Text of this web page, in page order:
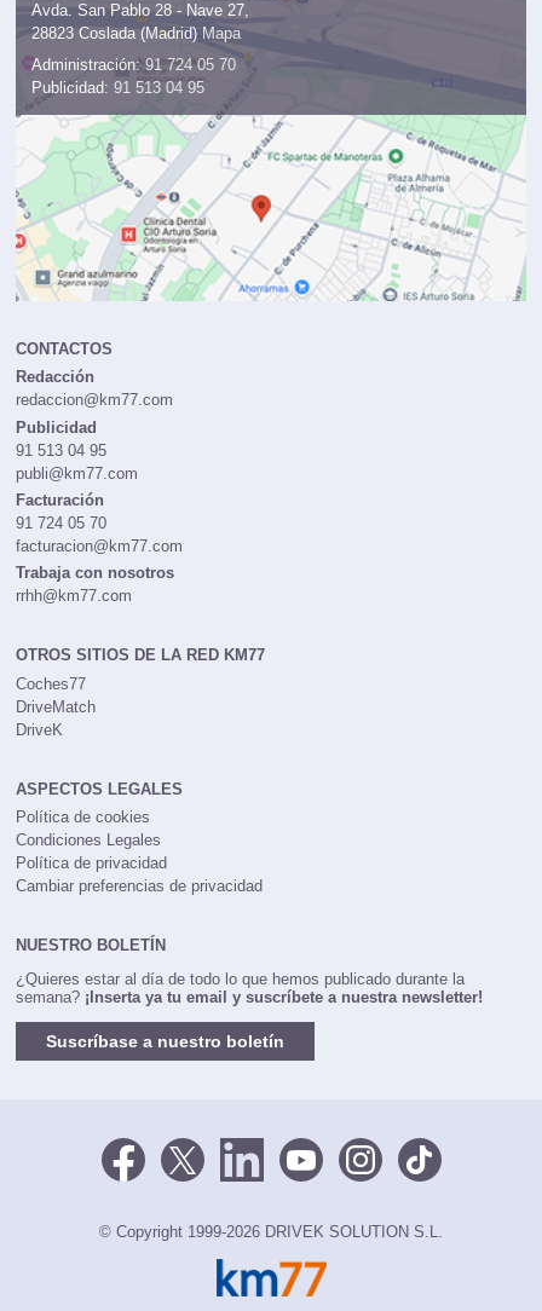
Avda. San Pablo 28 - Nave 27,
28823 Coslada (Madrid) Mapa
Administración: 91 724 05 70
Publicidad: 91 513 04 95
CONTACTOS
Redacción
redaccion@km77.com
Publicidad
91 513 04 95
publi@km77.com
Facturación
91 724 05 70
facturacion@km77.com
Trabaja con nosotros
rrhh@km77.com
OTROS SITIOS DE LA RED KM77
Coches77
DriveMatch
DriveK
ASPECTOS LEGALES
Política de cookies
Condiciones Legales
Política de privacidad
Cambiar preferencias de privacidad
NUESTRO BOLETÍN
¿Quieres estar al día de todo lo que hemos publicado durante la
semana? ¡Inserta ya tu email y suscríbete a nuestra newsletter!
Suscríbase a nuestro boletín
© Copyright 1999-2026 DRIVEK SOLUTION S.L.